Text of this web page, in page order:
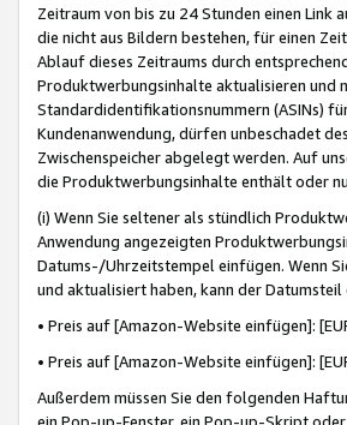
Zeitraum von bis zu 24 Stunden einen Link
die nicht aus Bildern bestehen, für einen
Ablauf dieses Zeitraums durch
Produktwerbungsinhalte aktualisieren und
Standardidentifikationsnummern (ASINs)
Kundenanwendung, dürfen unbeschadet
Zwischenspeicher abgelegt werden. Auf
die Produktwerbungsinhalte enthält oder
(i) Wenn Sie seltener als stündlich
Anwendung angezeigten
Datums-/Uhrzeitstempel einfügen. Wenn
und aktualisiert haben, kann der
• Preis auf [Amazon-Website einfügen]:
• Preis auf [Amazon-Website einfügen]:
Außerdem müssen Sie den folgenden
ein Pop-up-Fenster, ein Pop-up-Skript